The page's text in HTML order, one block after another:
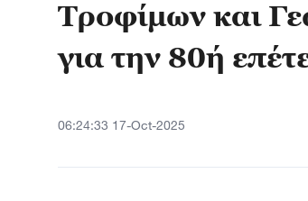
Τροφίμων και
για την 80ή
06:24:33 17-Oct-2025